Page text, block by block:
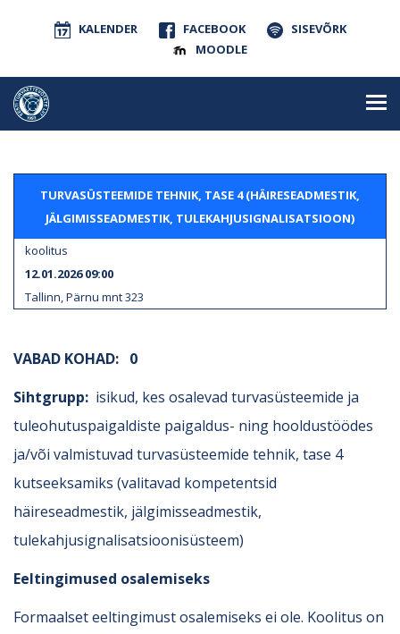
KALENDER FACEBOOK
SISEVÕRK
MOODLE
TURVASÜSTEEMIDE TEHNIK, TASE 4 (HÄIRESEADMESTIK,
JÄLGIMISSEADMESTIK, TULEKAHJUSIGNALISATSIOON)
koolitus
12.01.2026 09:00
Tallinn, Pärnu mnt 323
VABAD KOHAD: 0
Sihtgrupp: isikud, kes osalevad turvasüsteemide ja
tuleohutuspaigaldiste paigaldus- ning hooldustöödes
ja/või valmistuvad turvasüsteemide tehnik, tase 4
kutseeksamiks (valitavad kompetentsid
häireseadmestik, jälgimisseadmestik,
tulekahjusignalisatsioonisüsteem)
Eeltingimused osalemiseks
Formaalset eeltingimust osalemiseks ei ole. Koolitus on